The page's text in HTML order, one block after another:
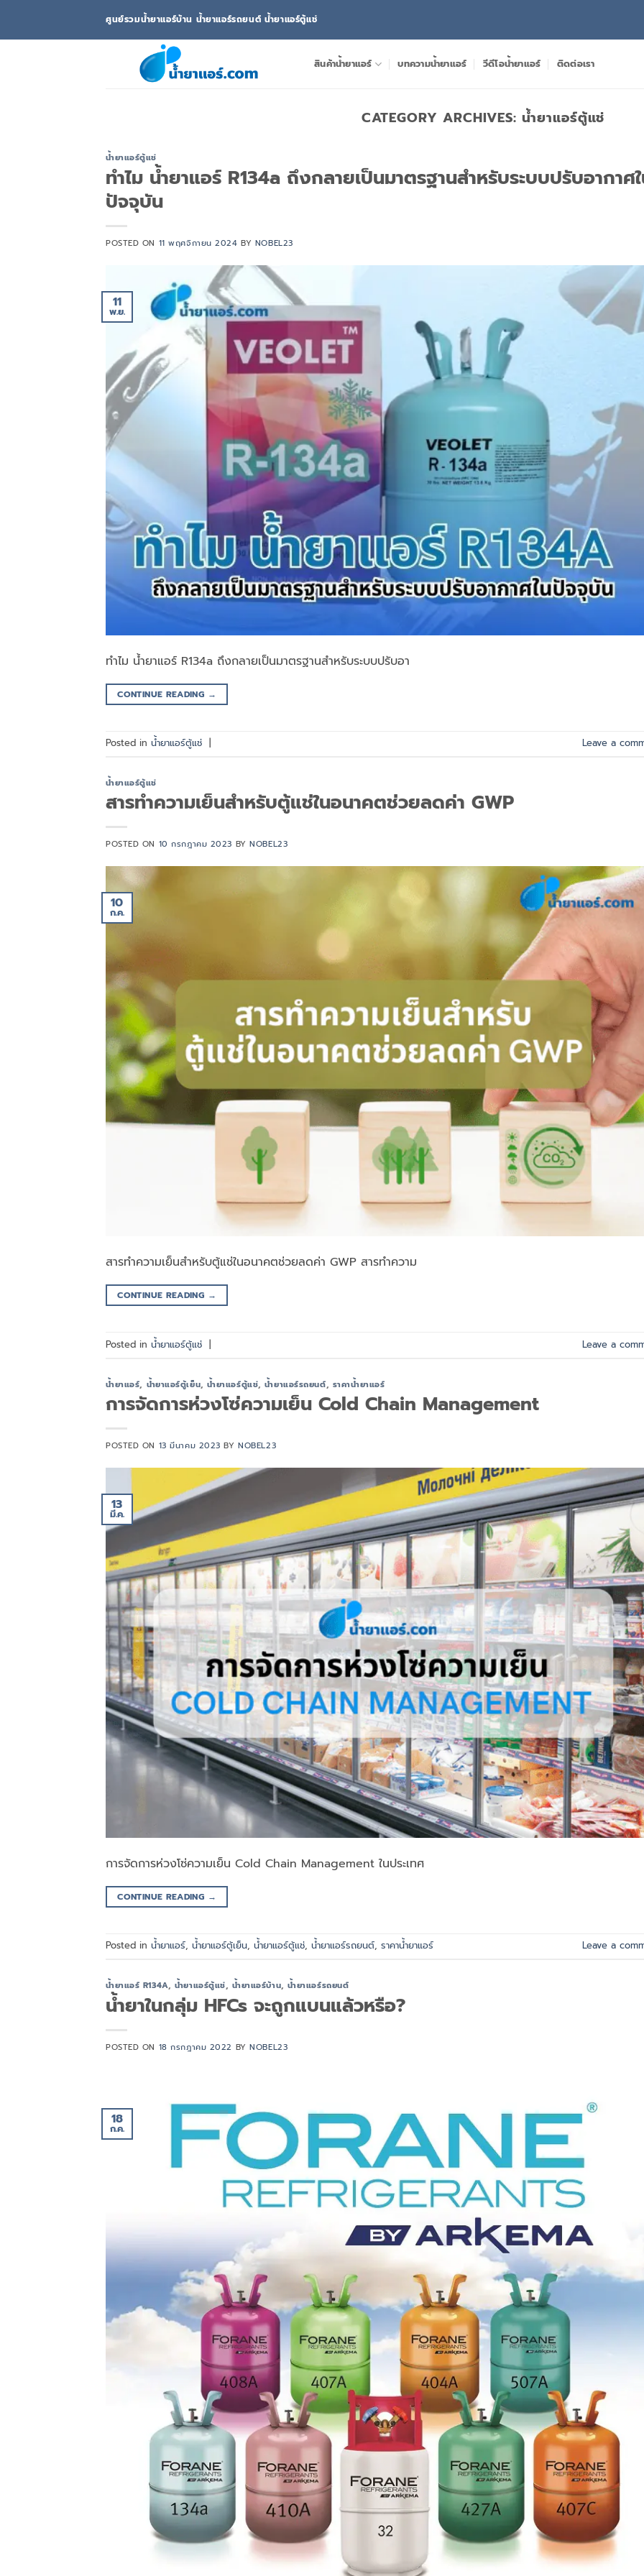
ยัง
ศูนย์รวมน้ำยาแอร์บ้าน น้ำยาแอร์รถยนต์ น้ำยาแอร์ตู้แช่
สินค้าน้ำยาแอร์ บทความน้ำยาแอร์ วีดีโอน้ำยาแอร์ ติดต่อเรา
CATEGORY ARCHIVES:น้ำยาแอร์ตู้แช่
น้ำยาแอร์ตู้แช่
ทำไม น้ำยาแอร์ R134a ถึงกลายเป็นมาตรฐานสำหรับระบบปรับอากาศ
ปัจจุบัน
POSTED ON 11 พฤศจิกายน 2024 BY NOBEL23
11
พ.ย.
ทำไม น้ำยาแอร์ R134a ถึงกลายเป็นมาตรฐานสำหรับระบบปรับอา
CONTINUE READING →
Posted in น้ำยาแอร์ตู้แช่ Leave a
น้ำยาแอร์ตู้แช่
สารทำความเย็นสำหรับตู้แช่ในอนาคตช่วยลดค่า GWP
POSTED ON 10 กรกฎาคม 2023 BYNOBEL23
10
ก.ค.
สารทำความเย็นสำหรับตู้แช่ในอนาคตช่วยลดค่า GWP สารทำความ
CONTINUE READING →
Posted in น้ำยาแอร์ตู้แช่ | Leave a
น้ำยาแอร์, น้ำยาแอร์ตู้เย็น,น้ำยาแอร์ตู้แช่,น้ำยาแอร์รถยนต์, ราคาน้ำยาแอร์
การจัดการห่วงโซ่ความเย็น Cold Chain Management
POSTED ON 13 มีนาคม 2023 BYNOBEL23
13
มี.ค.
การจัดการห่วงโซ่ความเย็น Cold Chain Management ในประเทศ
CONTINUE READING →
Posted in น้ำยาแอร์, น้ำยาแอร์ตู้เย็น, น้ำยาแอร์ตู้แช่, น้ำยาแอร์รถยนต์, ราคาน้ำยาแอร์ Leave a
น้ำยาแอร์ R134A, น้ำยาแอร์ตู้แช่,น้ำยาแอร์บ้าน,น้ำยาแอร์รถยนต์
น้ำยาในกลุ่ม HFCs จะถูกแบนแล้วหรือ?
POSTED ON 18 กรกฎาคม 2022 BYNOBEL23
18
ก.ค.